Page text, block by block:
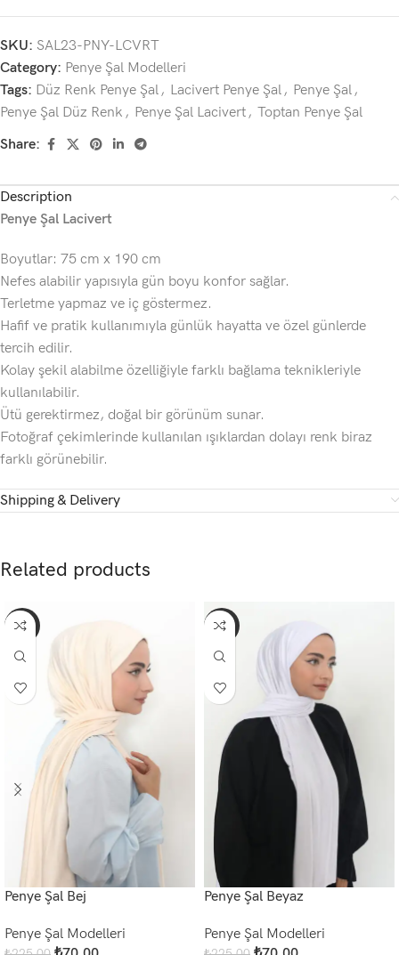
SKU: SAL23-PNY-LCVRT
Category: Penye Şal Modelleri
Tags: Düz Renk Penye Şal , Lacivert Penye Şal , Penye Şal ,
Penye Şal Düz Renk , Penye Şal Lacivert , Toptan Penye Şal
Share:
Description
Penye Şal Lacivert
Boyutlar: 75 cm x 190 cm
Nefes alabilir yapısıyla gün boyu konfor sağlar.
Terletme yapmaz ve iç göstermez.
Hafif ve pratik kullanımıyla günlük hayatta ve özel günlerde
tercih edilir.
Kolay şekil alabilme özelliğiyle farklı bağlama teknikleriyle
kullanılabilir.
Ütü gerektirmez, doğal bir görünüm sunar.
Fotoğraf çekimlerinde kullanılan ışıklardan dolayı renk biraz
farklı görünebilir.
Shipping & Delivery
Related products
-69%
Penye Şal Bej
Penye Şal Modelleri
-69%
Penye Şal Beyaz
Penye Şal Modelleri